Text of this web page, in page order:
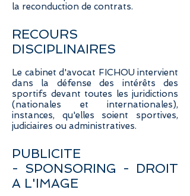
la reconduction de contrats.
RECOURS
DISCIPLINAIRES
Le cabinet d'avocat FICHOU intervient
dans la défense des intérêts des
sportifs devant toutes les juridictions
(nationales et internationales),
instances, qu'elles soient sportives,
judiciaires ou administratives.
PUBLICITE
- SPONSORING - DROIT
A L'IMAGE